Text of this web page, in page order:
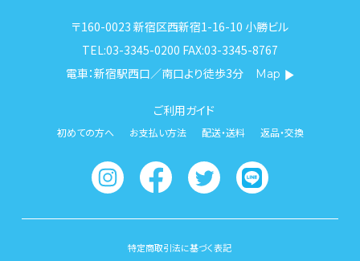
〒160-0023 新宿区西新宿1-16-10 小勝ビル
TEL:03-3345-0200 FAX:03-3345-8767
電車：新宿駅西口／南口より徒歩3分
Map
ご利用ガイド
初めての方へ お支払い方法 配送・送料 返品・交換
特定商取引法に基づく表記